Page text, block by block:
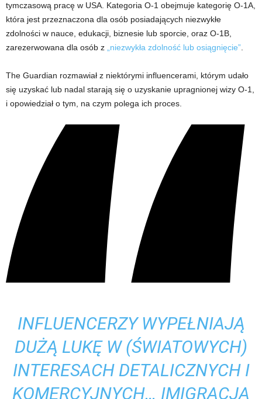
tymczasową pracę w USA. Kategoria O-1 obejmuje kategorię O-1A,
która jest przeznaczona dla osób posiadających niezwykłe
zdolności w nauce, edukacji, biznesie lub sporcie, oraz O-1B,
zarezerwowana dla osób z
„niezwykła zdolność lub osiągnięcie”
The Guardian rozmawiał z niektórymi influencerami, którym udało
się uzyskać lub nadal starają się o uzyskanie upragnionej wizy O-1,
i opowiedział o tym, na czym polega ich proces.
INFLUENCERZY WYPEŁNIAJĄ
DUŻĄ LUKĘ W (ŚWIATOWYCH)
INTERESACH DETALICZNYCH I
KOMERCYJNYCH… IMIGRACJA